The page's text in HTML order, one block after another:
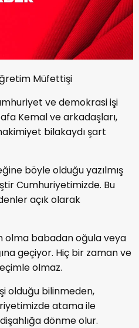
Müfettişi
ve demokrasi işi
Kemal ve arkadaşları,
bilakaydı şart
böyle olduğu yazılmış
Cumhuriyetimizde. Bu
açık olarak
olma babadan oğula veya
geçiyor. Hiç bir zaman ve
olmaz.
olduğu bilinmeden,
atama ile
dönme olur.